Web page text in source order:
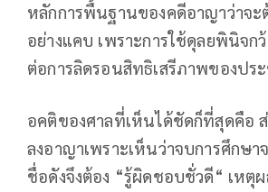
หลักการพื้นฐานของคดีอาญาว่าจ
อย่างแคบ เพราะการใช้ดุลยพินิจกว้
ต่อการลิดรอนสิทธิเสรีภาพของปร
อคติของศาลที่เห็นได้ชัดก็ที่สุดคือ
ลงอาญาเพราะเห็นว่าจบการศึกษา
ชื่อดังจึงต้อง “รู้ผิดชอบชั่วดี“ เห